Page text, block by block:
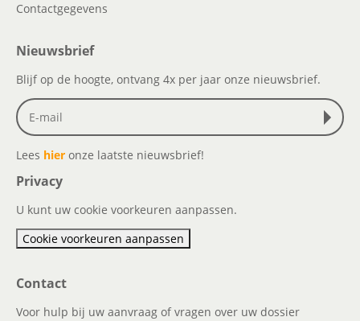
Contactgegevens
Nieuwsbrief
Blijf op de hoogte, ontvang 4x per jaar onze nieuwsbrief.
Lees hier onze laatste nieuwsbrief!
Privacy
U kunt uw cookie voorkeuren aanpassen.
Cookie voorkeuren aanpassen
Contact
Voor hulp bij uw aanvraag of vragen over uw dossier